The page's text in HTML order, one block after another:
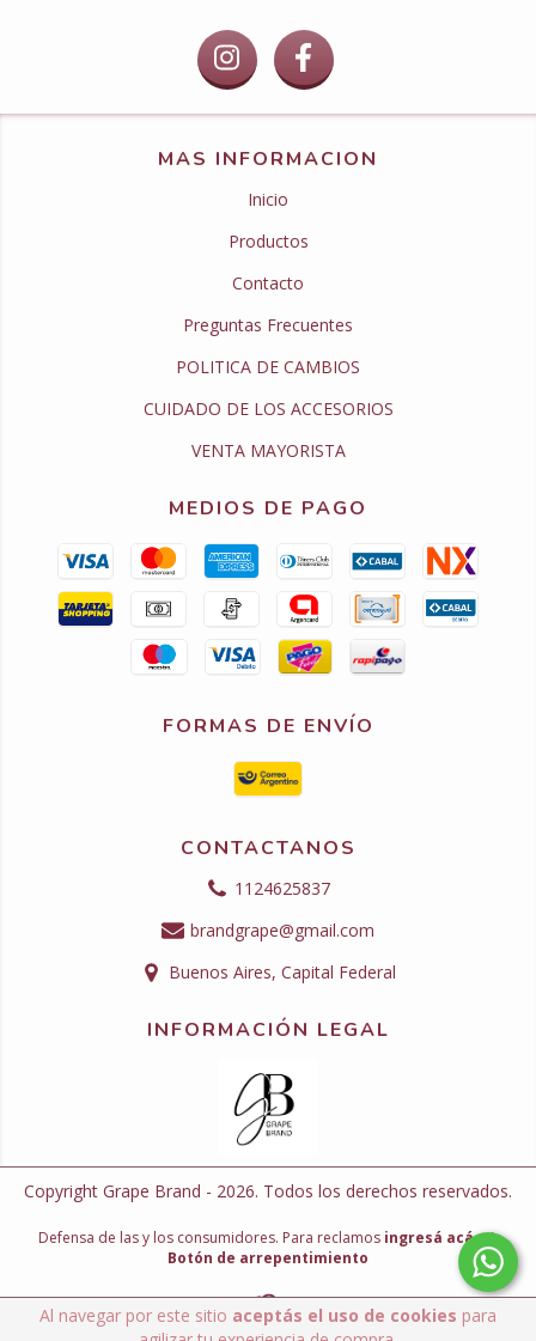
Al navegar por este sitio aceptás el uso de cookies para
MAS INFORMACION
Inicio
Productos
Contacto
Preguntas Frecuentes
POLITICA DE CAMBIOS
CUIDADO DE LOS ACCESORIOS
VENTA MAYORISTA
MEDIOS DE PAGO
FORMAS DE ENVÍO
CONTACTANOS
1124625837
brandgrape@gmail.com
Buenos Aires, Capital Federal
INFORMACIÓN LEGAL
Copyright Grape Brand - 2026. Todos los derechos reservados.
Defensa de las y los consumidores. Para reclamos ingresá acá. /
Botón de arrepentimiento